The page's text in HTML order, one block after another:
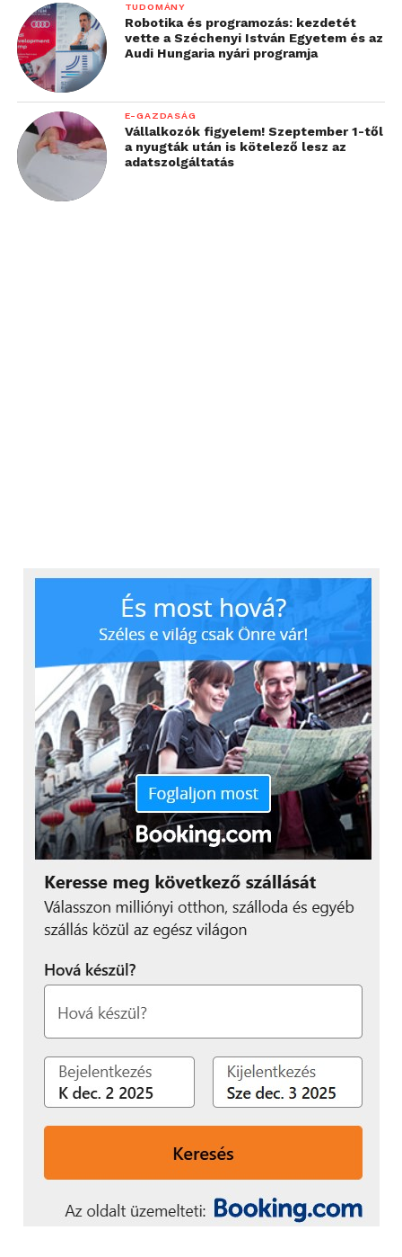
TUDOMÁNY
Robotika és programozás: kezdetét
vette a Széchenyi István Egyetem és az
Audi Hungaria nyári programja
E-GAZDASÁG
Vállalkozók figyelem! Szeptember 1-től
a nyugták után is kötelező lesz az
adatszolgáltatás